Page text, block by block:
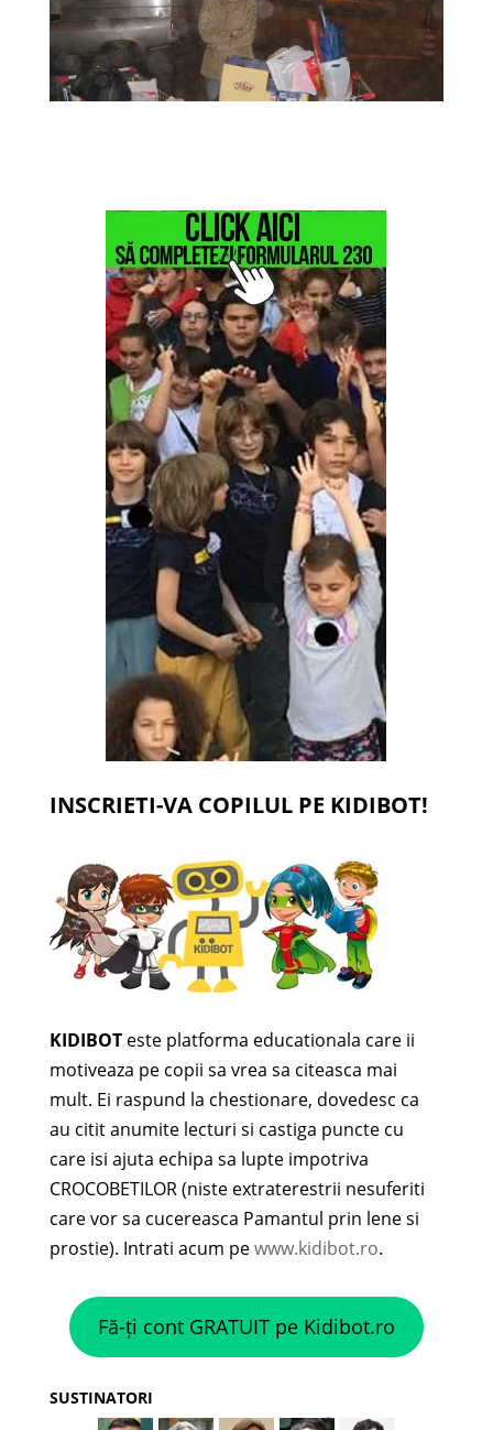
INSCRIETI-VA COPILUL PE KIDIBOT!
KIDIBOTeste platforma educationala care ii
motiveaza pe copii sa vrea sa citeasca mai
mult. Ei raspund la chestionare, dovedesc ca
au citit anumite lecturi si castiga puncte cu
care isi ajuta echipa sa lupte impotriva
CROCOBETILOR (niste extraterestrii nesuferiti
care vor sa cucereasca Pamantul prin lene si
prostie). Intrati acum pewww.kidibot.ro.
Fă-ți cont GRATUIT pe Kidibot.ro
SUSTINATORI